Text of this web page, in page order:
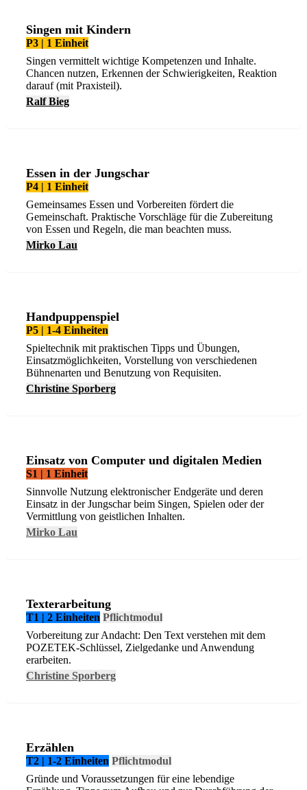
Singen mit Kindern
P3 | 1 Einheit
Singen vermittelt wichtige Kompetenzen und Inhalte.
Chancen nutzen, Erkennen der Schwierigkeiten, Reaktion
darauf (mit Praxisteil).
Ralf Bieg
Essen in der Jungschar
P4 | 1 Einheit
Gemeinsames Essen und Vorbereiten fördert die
Gemeinschaft. Praktische Vorschläge für die Zubereitung
von Essen und Regeln, die man beachten muss.
Mirko Lau
Handpuppenspiel
P5 | 1-4 Einheiten
Spieltechnik mit praktischen Tipps und Übungen,
Einsatzmöglichkeiten, Vorstellung von verschiedenen
Bühnenarten und Benutzung von Requisiten.
Christine Sporberg
Einsatz von Computer und digitalen Medien
S1 | 1 Einheit
Sinnvolle Nutzung elektronischer Endgeräte und deren
Einsatz in der Jungschar beim Singen, Spielen oder der
Vermittlung von geistlichen Inhalten.
Mirko Lau
Texterarbeitung
T1 | 2 Einheiten Pflichtmodul
Vorbereitung zur Andacht: Den Text verstehen mit dem
POZETEK-Schlüssel, Zielgedanke und Anwendung
erarbeiten.
Christine Sporberg
Erzählen
T2 | 1-2 Einheiten Pflichtmodul
Gründe und Voraussetzungen für eine lebendige